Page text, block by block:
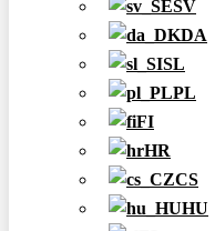
SV
DA
SL
PL
FI
HR
CS
HU